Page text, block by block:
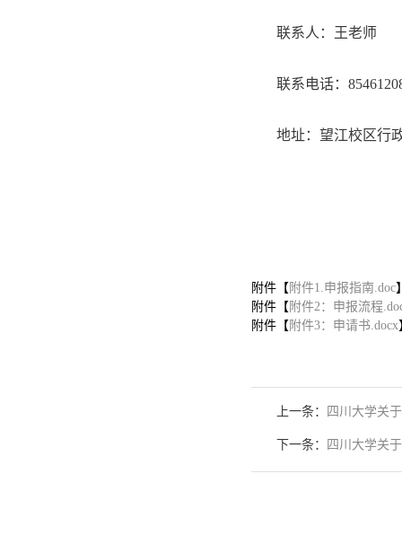
联系人：王老师
联系电话：
地址：望江校区行
附件【 附件1.申报指南.doc
附件【 附件2：申报流程
附件【 附件3：申请书.docx
上一条： 四川大学关
下一条： 四川大学关